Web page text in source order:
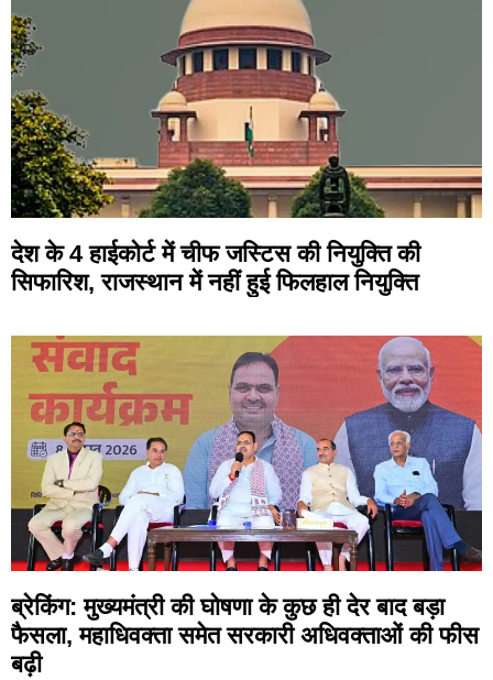
देश के 4 हाईकोर्ट में चीफ जस्टिस की नियुक्ति की
सिफारिश, राजस्थान में नहीं हुई फिलहाल नियुक्ति
ब्रेकिंग: मुख्यमंत्री की घोषणा के कुछ ही देर बाद बड़ा
फैसला, महाधिवक्ता समेत सरकारी अधिवक्ताओं की फीस
बढ़ी